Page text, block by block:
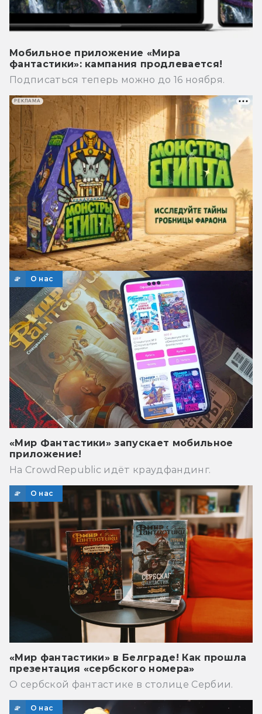
Мобильное приложение «Мира
фантастики»: кампания продлевается!
Подписаться теперь можно до 16 ноября.
О нас
«Мир Фантастики» запускает мобильное
приложение!
На CrowdRepublic идёт краудфандинг.
О нас
«Мир фантастики» в Белграде! Как прошла
презентация «сербского номера»
О сербской фантастике в столице Сербии.
О нас
РЕКЛАМА